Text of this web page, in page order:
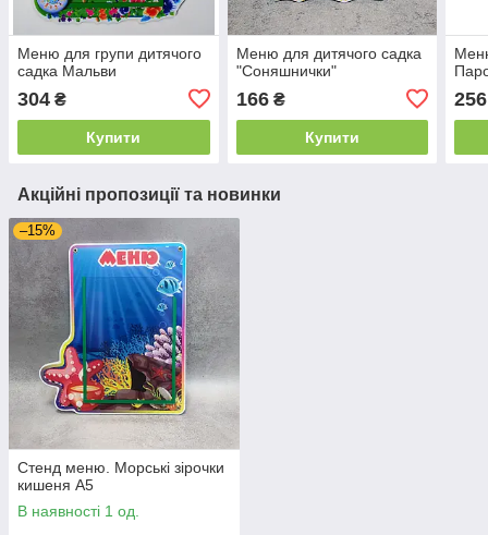
Меню для групи дитячого
садка Мальви
304 ₴
Купити
Меню для дитячого садка
"Соняшнички"
166₴
Купити
256
Акційні пропозиції та новинки
–15%
Стенд меню. Морські зірочки
кишеня А5
В наявності 1 од.